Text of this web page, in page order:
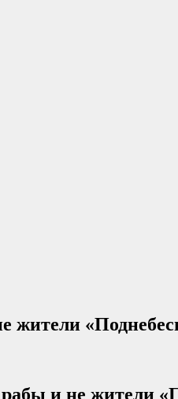
жители